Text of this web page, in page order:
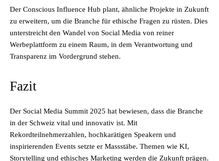
Der Conscious Influence Hub plant, ähnliche Projekte in Zukunft
zu erweitern, um die Branche für ethische Fragen zu rüsten. Dies
unterstreicht den Wandel von Social Media von reiner
Werbeplattform zu einem Raum, in dem Verantwortung und
Transparenz im Vordergrund stehen.
Fazit
Der Social Media Summit 2025 hat bewiesen, dass die Branche
in der Schweiz vital und innovativ ist. Mit
Rekordteilnehmerzahlen, hochkarätigen Speakern und
inspirierenden Events setzte er Massstäbe. Themen wie KI,
Storytelling und ethisches Marketing werden die Zukunft prägen.